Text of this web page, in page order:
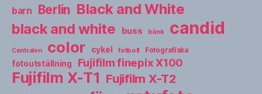
barn Berlin Black and White
black and white
buss bänk candid
Centralen color cykel fotboll Fotografiska
fotoutställning Fujifilm finepix X100
Fujifilm X-T1 Fujifilm X-T2